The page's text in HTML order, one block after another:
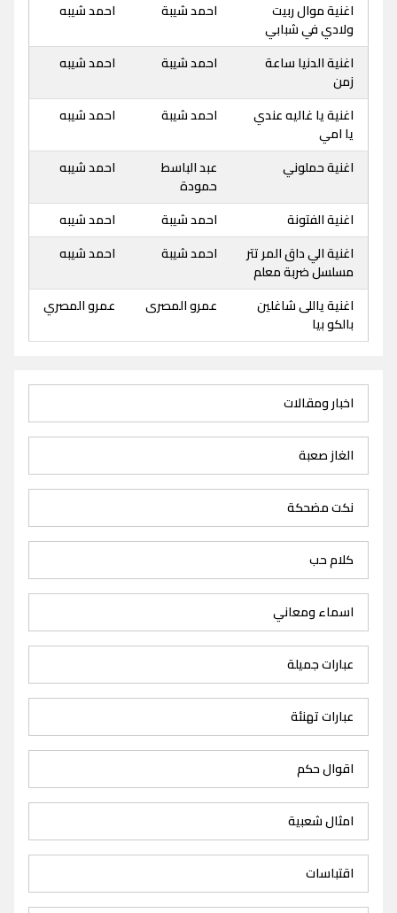
اغنية موال ربيت
ولادي في شبابي
احمد شيبة احمد شيبه
اغنية الدنيا ساعة
زمن
احمد شيبة احمد شيبه
اغنية يا غاليه عندي
يا امي
احمد شيبة احمد شيبه
اغنية حملوني
عبد الباسط
حمودة
احمد شيبه
اغنية الفتونة احمد شيبة
احمد شيبه
اغنية الي داق المر تتر
مسلسل ضربة معلم
احمد شيبة احمد شيبه
اغنية ياللى شاغلين
بالكو بيا
عمرو المصرى عمرو المصري
اخبار ومقالات
الغاز صعبة
نكت مضحكة
كلام حب
اسماء ومعاني
عبارات جميلة
عبارات تهنئة
اقوال حكم
امثال شعبية
اقتباسات